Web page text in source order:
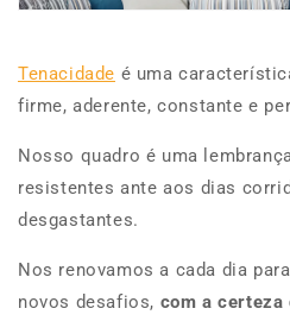
Tenacidade é uma
firme, aderente, constante e
Nosso quadro é uma
resistentes ante aos dias
desgastantes.
Nos renovamos a cada dia
novos desafios, com a certeza